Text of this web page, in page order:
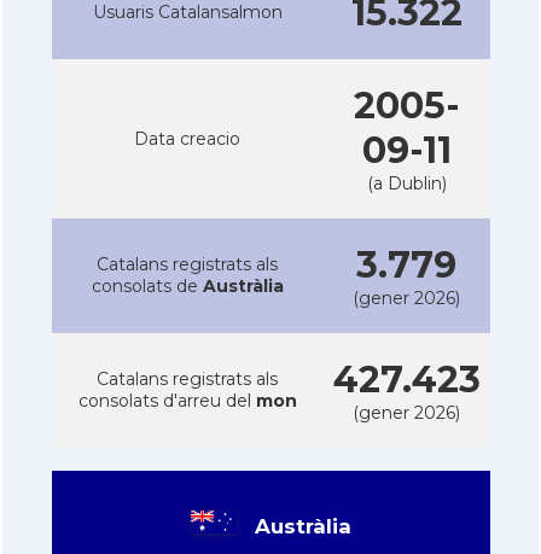
Usuaris Catalansalmon 15.322
Data creacio
2005-
09-11
(a Dublin)
Catalans registrats als
consolats de Austràlia 3.779
(gener 2026)
Catalans registrats als
consolats d'arreu del mon 427.423
(gener 2026)
Austràlia